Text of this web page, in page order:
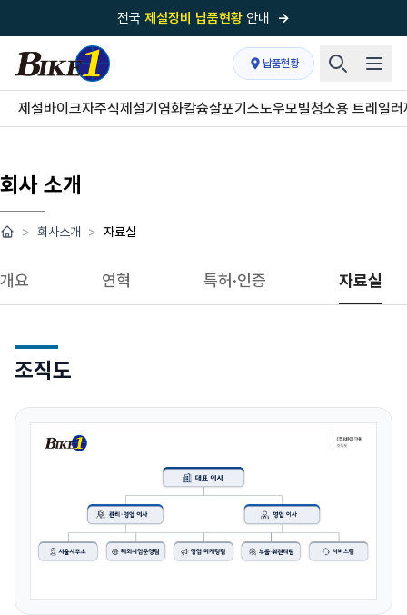
전국 제설장비 납품현황 안내 →
국내 1위 제설장비 제작 전문업체 (주)바이크원
제설 현장의 정답!다목적 차량의 표준!
전국제설장비 납품현황안내→
납품현황
제설바이크자주식제설기 염화칼슘살포기 스노우모빌청소용 트레일러
회사 소개
> 회사소개 > 자료실
개요 연혁 특허·인증 자료실
조직도